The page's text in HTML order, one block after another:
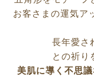
お客さまの運気ア
長年愛さ
との祈り
美肌に導く不思